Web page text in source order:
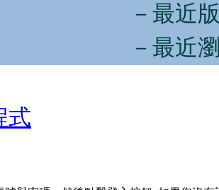
－最近
－最近
式